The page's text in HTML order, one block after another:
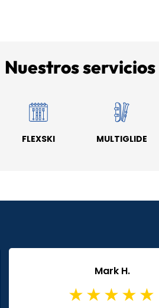
Nuestros servicios
FLEXSKI MULTIGLIDE
Mark H.